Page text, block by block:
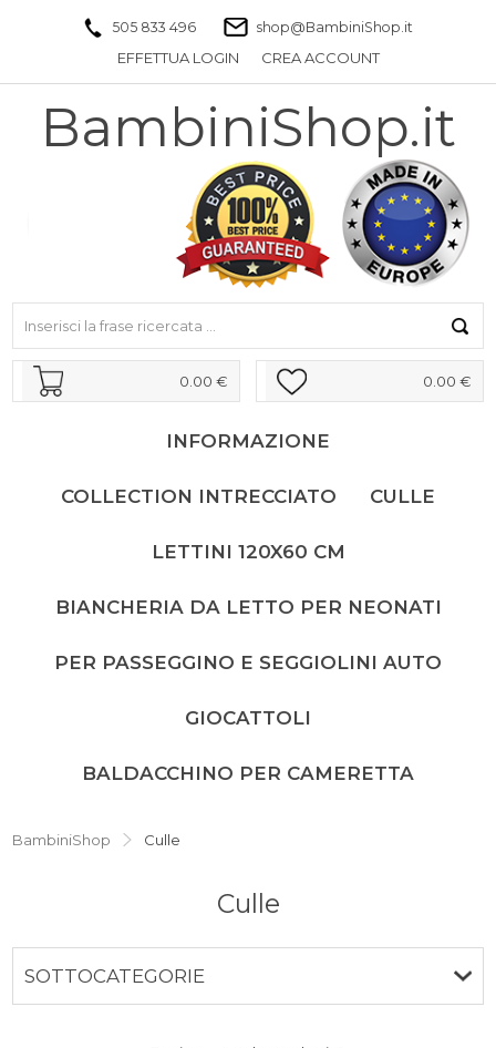
505 833 496 shop@BambiniShop.it
EFFETTUA LOGIN CREA ACCOUNT
BambiniShop.it
0.00 € 0.00 €
INFORMAZIONE
COLLECTION INTRECCIATO CULLE
LETTINI 120X60 CM
BIANCHERIA DA LETTO PER NEONATI
PER PASSEGGINO E SEGGIOLINI AUTO
GIOCATTOLI
BALDACCHINO PER CAMERETTA
BambiniShop Culle
Culle
SOTTOCATEGORIE